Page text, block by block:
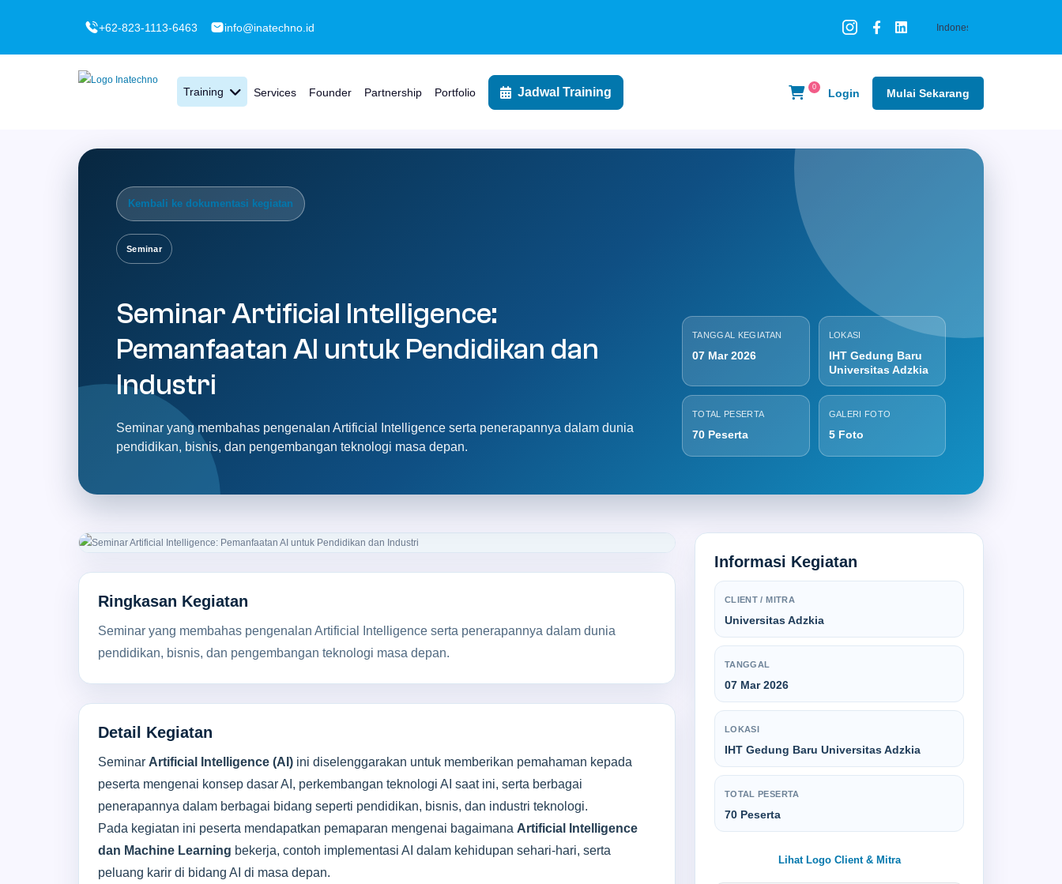
+62-823-1113-6463 info@inatechno.id
Training Services Founder Partnership Portfolio Jadwal Training 0 Login Mulai Sekarang
Kembali ke dokumentasi kegiatan
Seminar
Seminar Artificial Intelligence:
Pemanfaatan AI untuk Pendidikan dan
Industri
Seminar yang membahas pengenalan Artificial Intelligence serta penerapannya dalam dunia
pendidikan, bisnis, dan pengembangan teknologi masa depan.
TANGGAL KEGIATAN
07 Mar 2026
LOKASI
IHT Gedung Baru
Universitas Adzkia
TOTAL PESERTA
70 Peserta
GALERI FOTO
5 Foto
Ringkasan Kegiatan
Seminar yang membahas pengenalan Artificial Intelligence serta penerapannya dalam dunia
pendidikan, bisnis, dan pengembangan teknologi masa depan.
Detail Kegiatan
Seminar Artificial Intelligence (AI) ini diselenggarakan untuk memberikan pemahaman kepada
peserta mengenai konsep dasar AI, perkembangan teknologi AI saat ini, serta berbagai
penerapannya dalam berbagai bidang seperti pendidikan, bisnis, dan industri teknologi.
Pada kegiatan ini peserta mendapatkan pemaparan mengenai bagaimana Artificial Intelligence
dan Machine Learning bekerja, contoh implementasi AI dalam kehidupan sehari-hari, serta
peluang karir di bidang AI di masa depan.
Informasi Kegiatan
CLIENT / MITRA
Universitas Adzkia
TANGGAL
07 Mar 2026
LOKASI
IHT Gedung Baru Universitas Adzkia
TOTAL PESERTA
70 Peserta
Lihat Logo Client & Mitra